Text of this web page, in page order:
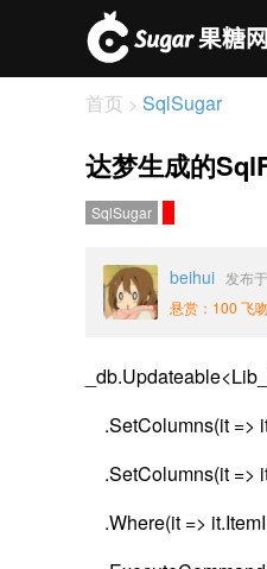
首页 > SqlSugar
达梦生成的
SqlSugar
beihui 发布
悬赏：100 飞吻
.SetColumns(it =>
.SetColumns(it =>
.Where(it =>